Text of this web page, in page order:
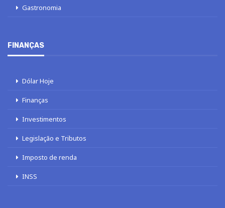
Gastronomia
FINANÇAS
Dólar Hoje
Finanças
Investimentos
Legislação e Tributos
Imposto de renda
INSS